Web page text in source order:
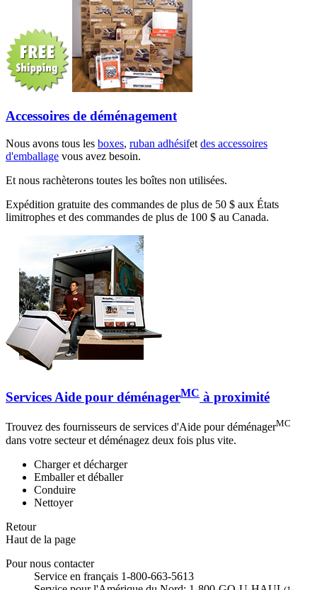
Accessoires de déménagement
Nous avons tous les boxes, ruban adhésifet des accessoires
d'emballage vous avez besoin.
Et nous rachèterons toutes les boîtes non utilisées.
Expédition gratuite des commandes de plus de 50 $ aux États
limitrophes et des commandes de plus de 100 $ au Canada.
Services Aide pour déménagerMC à proximité
Trouvez des fournisseurs de services d'Aide pour déménagerMC
dans votre secteur et déménagez deux fois plus vite.
Charger et décharger
Emballer et déballer
Conduire
Nettoyer
Retour
Haut de la page
Pour nous contacter
Service en français 1-800-663-5613